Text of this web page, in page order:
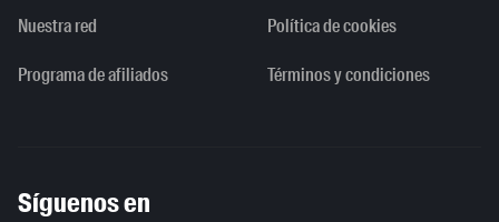
Nuestra red
Programa de afiliados
Política de cookies
Términos y condiciones
Síguenos en